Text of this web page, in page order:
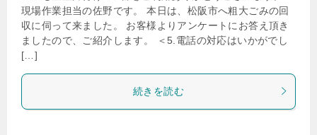
現場作業担当の佐野です。 本日は、松阪市へ粗大ごみの回
収に伺って来ました。 お客様よりアンケートにお答え頂き
ましたので、ご紹介します。 ＜5.電話の対応はいかがでし
[…]
続きを読む